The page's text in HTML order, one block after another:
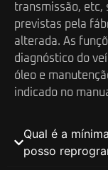
transmissão, etc,
previstas pela
alterada. As
diagnóstico do
óleo e
indicado no
Qual é a
posso